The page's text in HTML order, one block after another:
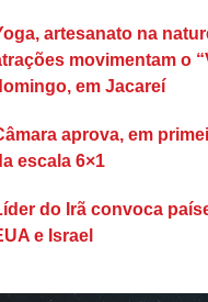
artesanato na
movimentam o
em Jacareí
aprova, em
escala 6×1
do Irã convoca
e Israel